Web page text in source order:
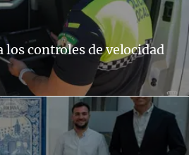
controles de velocidad